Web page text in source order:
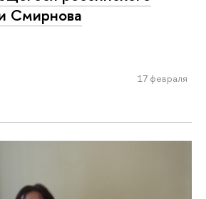
Смирнова
17 февраля